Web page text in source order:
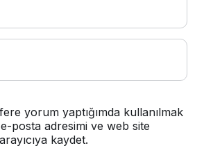
yorum yaptığımda kullanılmak
e-posta adresimi ve web site
kaydet.